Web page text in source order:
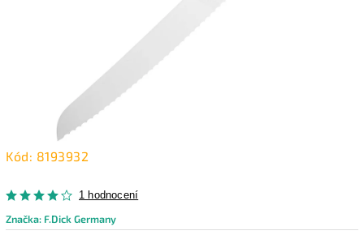
Kód: 8193932
1 hodnocení
Značka: F.Dick Germany